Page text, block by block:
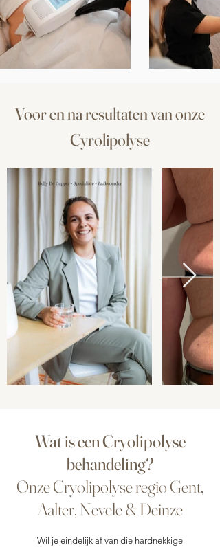
Voor en na resultaten van onze
Cyrolipolyse
Wat is een Cryolipolyse
behandeling?
Onze Cryolipolyse regio Gent,
Aalter, Nevele & Deinze
Wil je eindelijk af van die hardnekkige